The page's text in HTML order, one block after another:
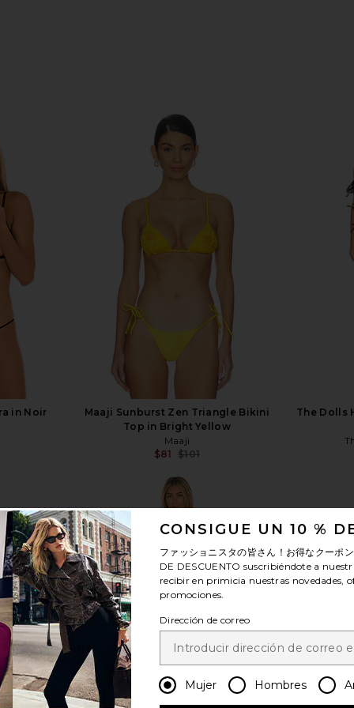
in Noir
Maaji Sunburst Zen Triangle Bikini
Top in Bright Yellow
Maaji
$81 $101
The Dolls
ver más
CONSIGUE UN 10 %
ファッショニスタの皆さん！お得なクーポ
DE DESCUENTO suscribiéndote a
recibir en primicia nuestras novedades,
promociones.
Dirección de correo
Mujer Hombres